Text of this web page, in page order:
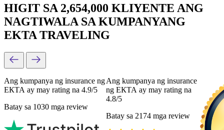
HIGIT SA 2,654,000 KLIYENTE ANG
NAGTIWALA SA KUMPANYANG
EKTA TRAVELING
Ang kumpanya ng insurance ng
ЕКТА ay may rating na 4.9/5
Batay sa 1030 mga review
Ang kumpanya ng insurance
ng ЕКТА ay may rating na
4.8/5
Batay sa 2174 mga review